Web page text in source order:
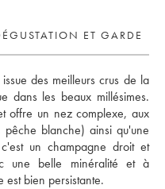
ET GARDE
des meilleurs crus de la
dans les beaux millésimes.
offre un nez complexe, aux
pêche blanche) ainsi qu'une
un champagne droit et
une belle minéralité et à
est bien persistante.